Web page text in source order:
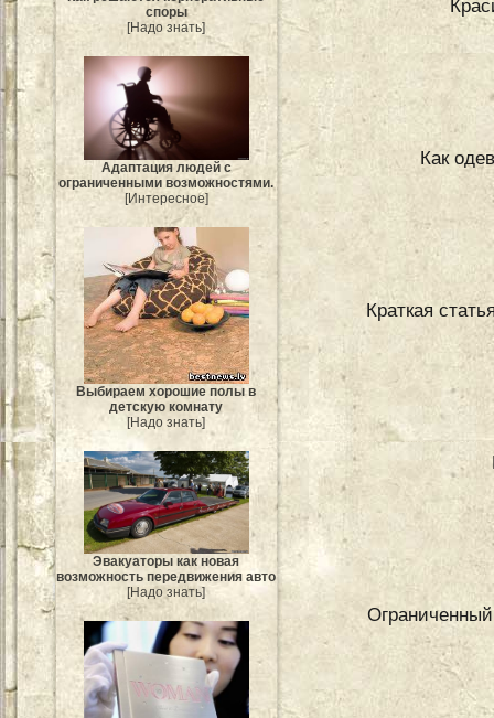
споры
[Надо знать]
Адаптация людей с
ограниченными возможностями.
[Интересное]
Выбираем хорошие полы в
детскую комнату
[Надо знать]
Эвакуаторы как новая
возможность передвижения авто
[Надо знать]
Как
Краткая